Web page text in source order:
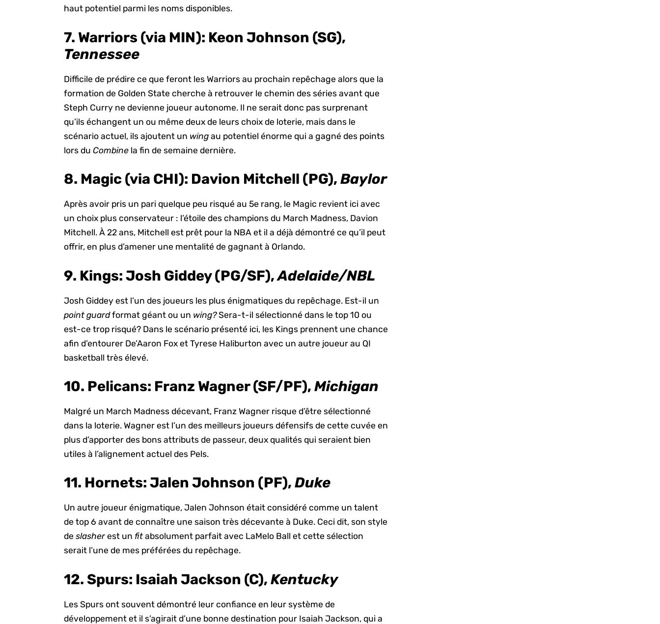
haut potentiel parmi les noms disponibles.
7. Warriors (via MIN): Keon Johnson (SG),
Tennessee
Difficile de prédire ce que feront les Warriors au prochain repêchage alors que la
formation de Golden State cherche à retrouver le chemin des séries avant que
Steph Curry ne devienne joueur autonome. Il ne serait donc pas surprenant
qu’ils échangent un ou même deux de leurs choix de loterie, mais dans le
scénario actuel, ils ajoutent un wingau potentiel énorme qui a gagné des points
lors duCombine la fin de semaine dernière.
8. Magic (via CHI): Davion Mitchell (PG),Baylor
Après avoir pris un pari quelque peu risqué au 5e rang, le Magic revient ici avec
un choix plus conservateur : l’étoile des champions du March Madness, Davion
Mitchell. À 22 ans, Mitchell est prêt pour la NBA et il a déjà démontré ce qu’il peut
offrir, en plus d’amener une mentalité de gagnant à Orlando.
9. Kings: Josh Giddey (PG/SF),Adelaide/NBL
Josh Giddey est l’un des joueurs les plus énigmatiques du repêchage. Est-il un
point guardformat géant ou un wing?Sera-t-il sélectionné dans le top 10 ou
est-ce trop risqué? Dans le scénario présenté ici, les Kings prennent une chance
afin d’entourer De’Aaron Fox et Tyrese Haliburton avec un autre joueur au QI
basketball très élevé.
10. Pelicans: Franz Wagner (SF/PF),Michigan
Malgré un March Madness décevant, Franz Wagner risque d’être sélectionné
dans la loterie. Wagner est l’un des meilleurs joueurs défensifs de cette cuvée en
plus d’apporter des bons attributs de passeur, deux qualités qui seraient bien
utiles à l’alignement actuel des Pels.
11. Hornets: Jalen Johnson (PF),Duke
Un autre joueur énigmatique, Jalen Johnson était considéré comme un talent
de top 6 avant de connaître une saison très décevante à Duke. Ceci dit, son style
deslasherest un fitabsolument parfait avec LaMelo Ball et cette sélection
serait l’une de mes préférées du repêchage.
12. Spurs: Isaiah Jackson (C),Kentucky
Les Spurs ont souvent démontré leur confiance en leur système de
développement et il s’agirait d’une bonne destination pour Isaiah Jackson, qui a